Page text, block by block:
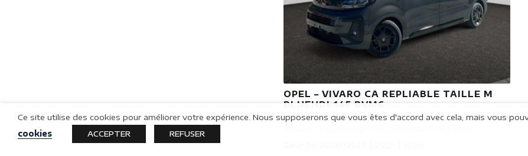
OPEL – VIVARO CA REPLIABLE TAILLE M
BLUEHDI 145 BVM6
Ce site utilise des cookies pour améliorer votre expérience. Nous supposerons que vous êtes d'accord avec cela, mais vous
cookies
ACCEPTER REFUSER